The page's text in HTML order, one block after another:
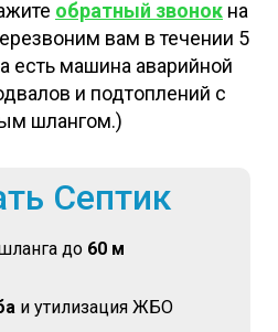
обратный звонок на
вам в течении 5
есть машина аварийной
и подтоплений с
шлангом.)
Септик
до 60 м
и утилизация ЖБО